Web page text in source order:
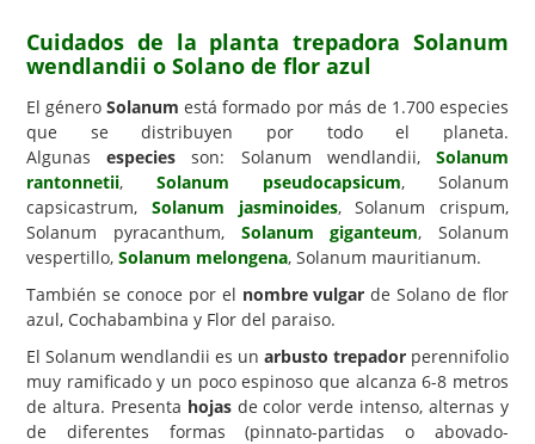
Hemisferio Sur
Enfermedades
Animales
Hongos
Carencias
Fotos
Flores y Plantas
Árboles y Palmeras
Arbustos y Trepadoras
Cactus y Suculentas
Cuidados de la planta trepadora Solanum
wendlandii o Solano de flor azul
El géneroSolanum está formado por más de 1.700 especies
que se distribuyen por todo el planeta.
Algunasespecies son: Solanum wendlandii,Solanum
rantonnetii, Solanum pseudocapsicum, Solanum
capsicastrum, Solanum jasminoides, Solanum crispum,
Solanum pyracanthum, Solanum giganteum, Solanum
vespertillo, Solanum melongena, Solanum mauritianum.
También se conoce por el nombre vulgar de Solano de flor
azul, Cochabambina y Flor del paraiso.
El Solanum wendlandii es un arbusto trepador perennifolio
muy ramificado y un poco espinoso que alcanza 6-8 metros
de altura. Presenta hojasde color verde intenso, alternas y
de diferentes formas (pinnato-partidas o abovado-